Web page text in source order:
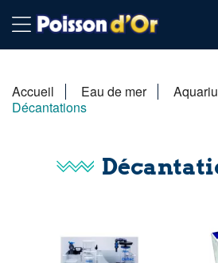
Accueil Eau de mer
Décantations